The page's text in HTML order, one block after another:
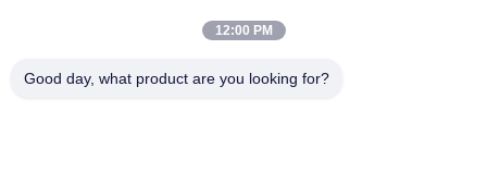
12:00 PM
Good day, what product are you looking for?